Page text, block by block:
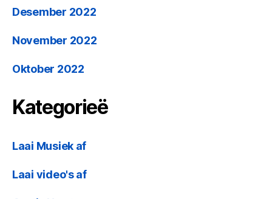
Desember 2022
November 2022
Oktober 2022
Kategorieë
Laai Musiek af
Laai video's af